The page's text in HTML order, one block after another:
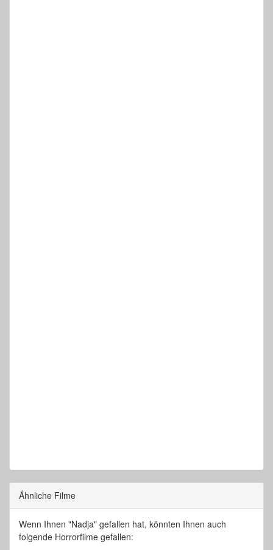
Ähnliche Filme
Wenn Ihnen "Nadja" gefallen hat, könnten Ihnen auch
folgende Horrorfilme gefallen: